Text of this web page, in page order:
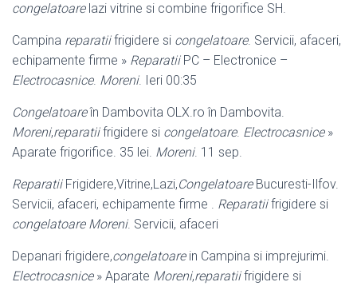
congelatoarelazi vitrine si combine frigorifice SH.
Campina reparatiifrigidere si congelatoare. Servicii, afaceri,
echipamente firme » ReparatiiPC – Electronice –
Electrocasnice. Moreni. Ieri 00:35
Congelatoareîn Dambovita OLX.ro în Dambovita.
Moreni,reparatiifrigidere si congelatoare. Electrocasnice»
Aparate frigorifice. 35 lei. Moreni. 11 sep.
ReparatiiFrigidere,Vitrine,Lazi,CongelatoareBucuresti-Ilfov.
Servicii, afaceri, echipamente firme . Reparatiifrigidere si
congelatoare Moreni. Servicii, afaceri
Depanari frigidere,congelatoarein Campina si imprejurimi.
Electrocasnice» Aparate Moreni,reparatiifrigidere si